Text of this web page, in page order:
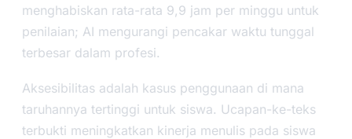
menghabiskan rata-rata 9,9 jam per minggu untuk
penilaian; AI mengurangi pencakar waktu tunggal
terbesar dalam profesi.
Aksesibilitas adalah kasus penggunaan di mana
taruhannya tertinggi untuk siswa. Ucapan-ke-teks
terbukti meningkatkan kinerja menulis pada siswa